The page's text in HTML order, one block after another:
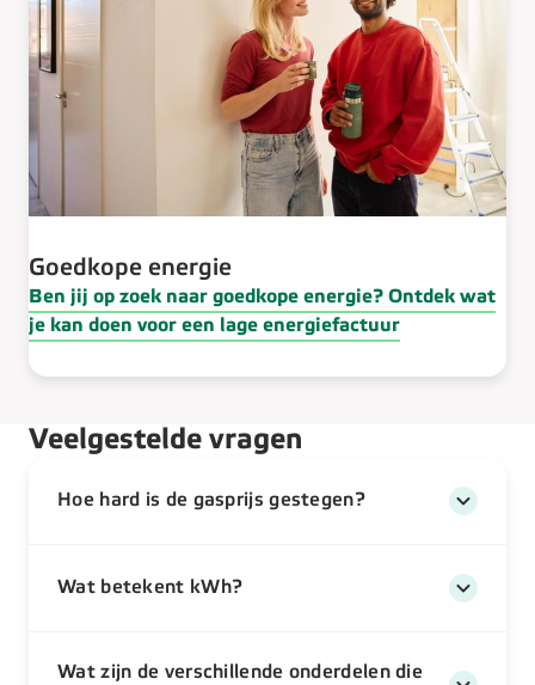
Goedkope energie
Ben jij op zoek naar goedkope energie? Ontdek wat
je kan doen voor een lage energiefactuur
Veelgestelde vragen
Hoe hard is de gasprijs gestegen?
Wat betekent kWh?
Wat zijn de verschillende onderdelen die